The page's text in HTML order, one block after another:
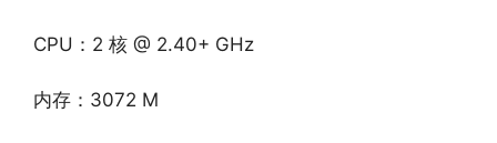
CPU：2 核 @ 2.40+ GHz
内存：3072 M